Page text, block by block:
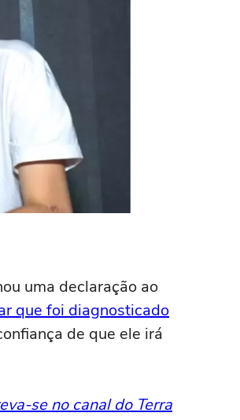
uma declaração ao
que foi diagnosticado
de que ele irá
se no canal do Terra